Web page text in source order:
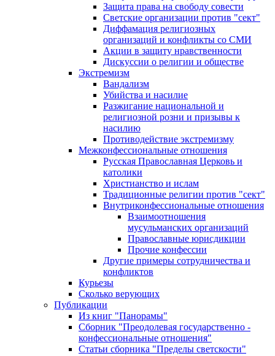
Защита права на свободу совести
Светские организации против "сект"
Диффамация религиозных
организаций и конфликты со СМИ
Акции в защиту нравственности
Дискуссии о религии и обществе
Экстремизм
Вандализм
Убийства и насилие
Разжигание национальной и
религиозной розни и призывы к
насилию
Противодействие экстремизму
Межконфессиональные отношения
Русская Православная Церковь и
католики
Христианство и ислам
Традиционные религии против "сект"
Внутриконфессиональные отношения
Взаимоотношения
мусульманских организаций
Православные юрисдикции
Прочие конфессии
Другие примеры сотрудничества и
конфликтов
Курьезы
Сколько верующих
Публикации
Из книг "Панорамы"
Сборник "Преодолевая государственно -
конфессиональные отношения"
Статьи сборника "Пределы светскости"